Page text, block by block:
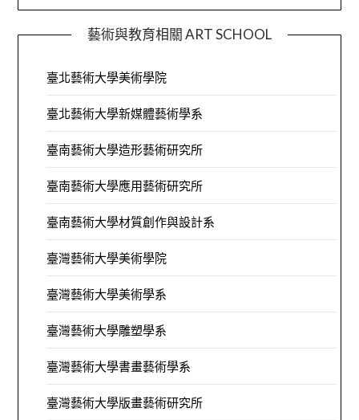
藝術與教育相關 ART SCHOOL
臺北藝術大學美術學院
臺北藝術大學新媒體藝術學系
臺南藝術大學造形藝術研究所
臺南藝術大學應用藝術研究所
臺南藝術大學材質創作與設計系
臺灣藝術大學美術學院
臺灣藝術大學美術學系
臺灣藝術大學雕塑學系
臺灣藝術大學書畫藝術學系
臺灣藝術大學版畫藝術研究所